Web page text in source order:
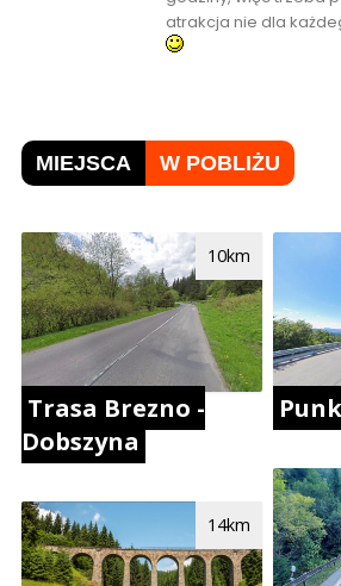
atrakcja nie dla
MIEJSCA W POBLIŻU
Trasa Brezno -
Dobszyna
10km
14km